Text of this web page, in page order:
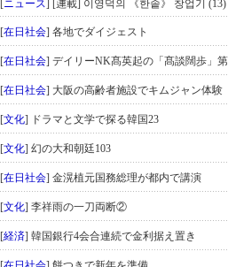
[ニュース] [連載] 이영덕의 《한솥》 창업기 (13)
[在日社会] 各地でダイジェスト
[在日社会] デイリーNK髙英起の「髙談闊歩」
[在日社会] 大阪の高齢者施設でキムジャン体験
[文化] ドラマと文学で探る韓国23
[文化] 幻の大和朝廷103
[在日社会] 金滉植元国務総理が都内で講演
[文化] 李祥雨の一刀両断②
[経済] 韓国銀行4会合連続で金利据え置き